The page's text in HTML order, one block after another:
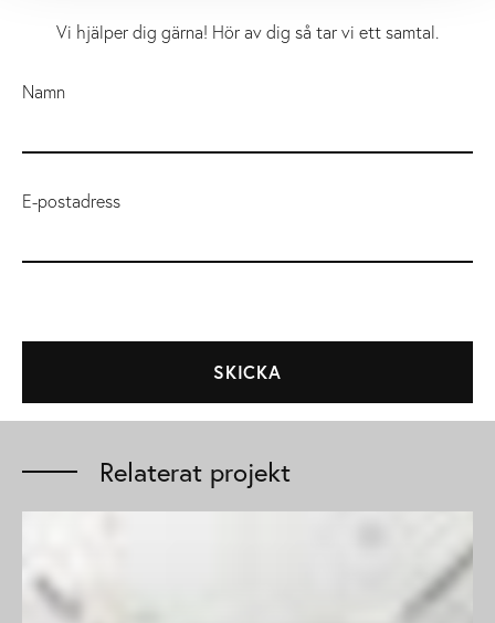
Vi hjälper dig gärna! Hör av dig så tar vi ett samtal.
Namn
E-postadress
Relaterat projekt